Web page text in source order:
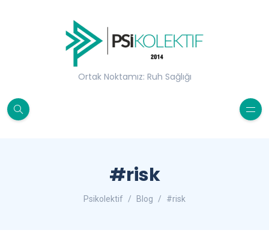
Ortak Noktamız: Ruh Sağlığı
#risk
Psikolektif Blog #risk